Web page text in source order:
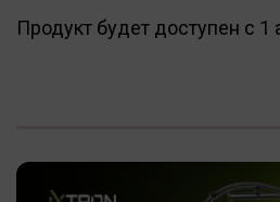
Продукт будет доступен с 1